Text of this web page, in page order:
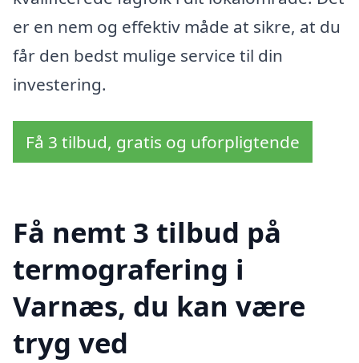
er en nem og effektiv måde at sikre, at du
får den bedst mulige service til din
investering.
Få 3 tilbud, gratis og uforpligtende
Få nemt 3 tilbud på
termografering i
Varnæs, du kan være
tryg ved